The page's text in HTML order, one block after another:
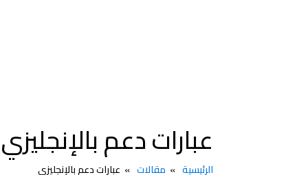
عبارات دعم بالإنجليزي
الرئيسية مقالات عبارات دعم بالإنجليزي